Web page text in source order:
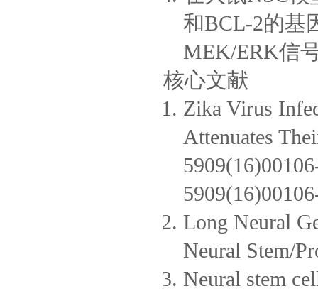
和BCL-2的基
MEK/ERK信
核心文献
Zika Virus
Attenuates
Long Neural
Neural Stem/
Neural stem